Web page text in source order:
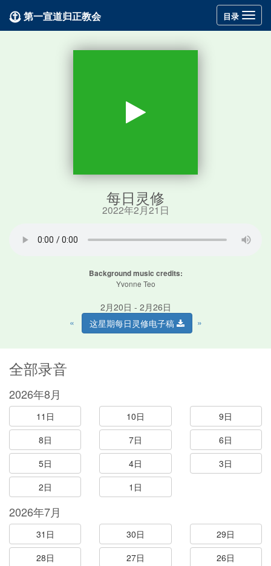
Toggle
navigation
目录
第一宣道归正教会
每日灵修
2022年2月21日
Background music credits:
Yvonne Teo
2月20日 - 2月26日
«
这星期每日灵修电子稿 »
全部录音
2026年8月
11日 10日
9日
8日
7日
6日
5日
4日
3日
2日
1日
2026年7月
31日 30日
29日
28日
27日
26日